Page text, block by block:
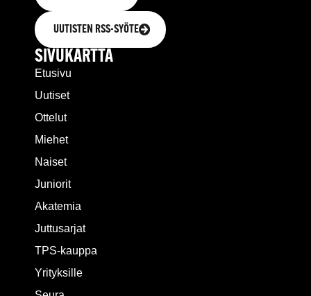
UUTISTEN RSS-SYÖTE
SIVUKARTTA
Etusivu
Uutiset
Ottelut
Miehet
Naiset
Juniorit
Akatemia
Juttusarjat
TPS-kauppa
Yrityksille